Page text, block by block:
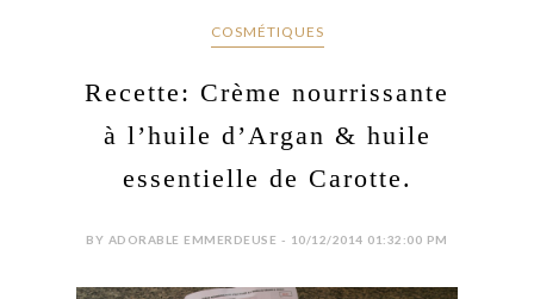
COSMÉTIQUES
Recette: Crème nourrissante
à l’huile d’Argan & huile
essentielle de Carotte.
BY ADORABLE EMMERDEUSE - 10/12/2014 01:32:00 PM